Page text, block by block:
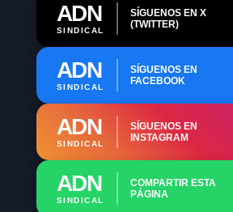
ADN
SINDICAL
SÍGUENOS EN X
(TWITTER)
ADN
SINDICAL
SÍGUENOS EN
FACEBOOK
ADN
SINDICAL
SÍGUENOS EN
INSTAGRAM
ADN
SINDICAL
COMPARTIR ESTA
PÁGINA